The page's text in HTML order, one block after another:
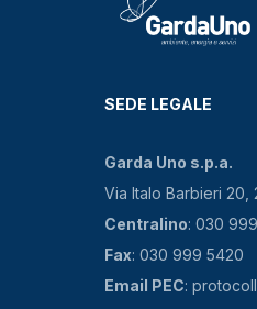
SEDE LEGALE
Garda Uno s.p.a.
Via Italo Barbieri 20,
Centralino: 030
Fax: 030 999 5420
Email PEC: